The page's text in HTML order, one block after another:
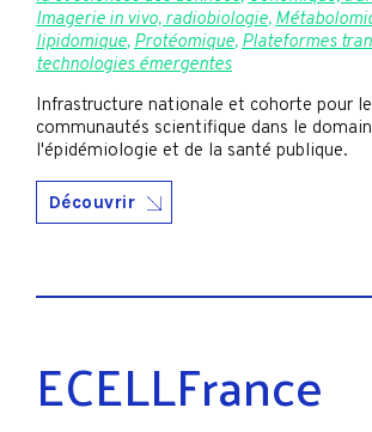
Imagerie in vivo, radiobiologie,
lipidomique, Protéomique, Plateformes
technologies émergentes
Infrastructure nationale et cohorte pour
communautés scientifique dans le
l'épidémiologie et de la santé publique.
Découvrir
ECELLFrance